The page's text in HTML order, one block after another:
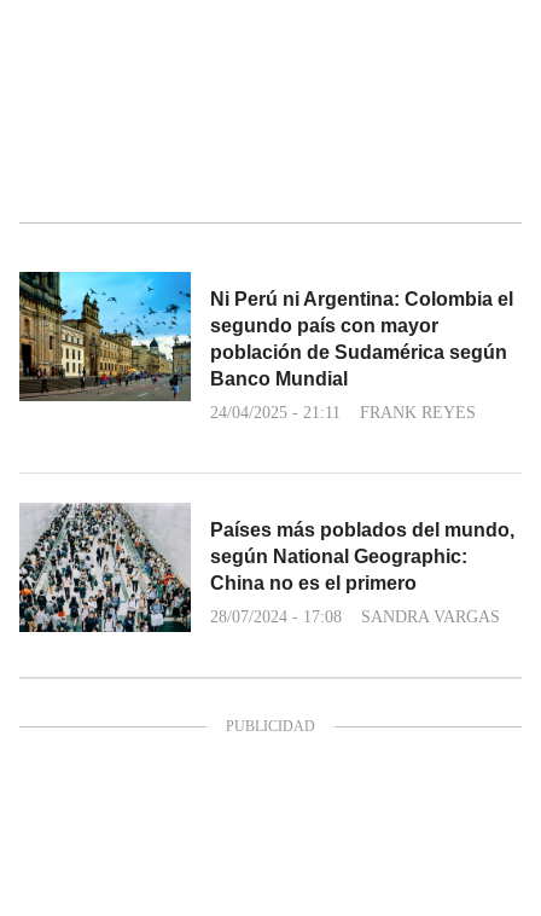
Ni Perú ni Argentina: Colombia el
segundo país con mayor
población de Sudamérica según
Banco Mundial
24/04/2025 - 21:11 FRANK REYES
Países más poblados del mundo,
según National Geographic:
China no es el primero
28/07/2024 - 17:08 SANDRA VARGAS